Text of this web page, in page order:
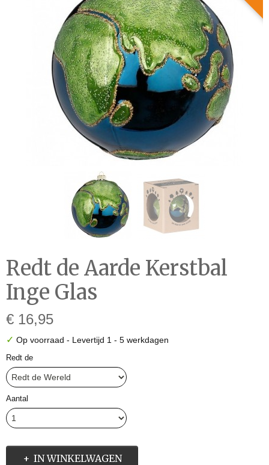
Redt de Aarde Kerstbal
Inge Glas
€ 16,95
✓ Op voorraad - Levertijd 1 - 5 werkdagen
Redt de
Aantal
IN WINKELWAGEN